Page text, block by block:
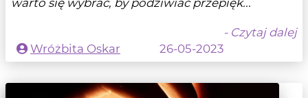
- Czytaj dalej
Wróżbita Oskar
26-05-2023